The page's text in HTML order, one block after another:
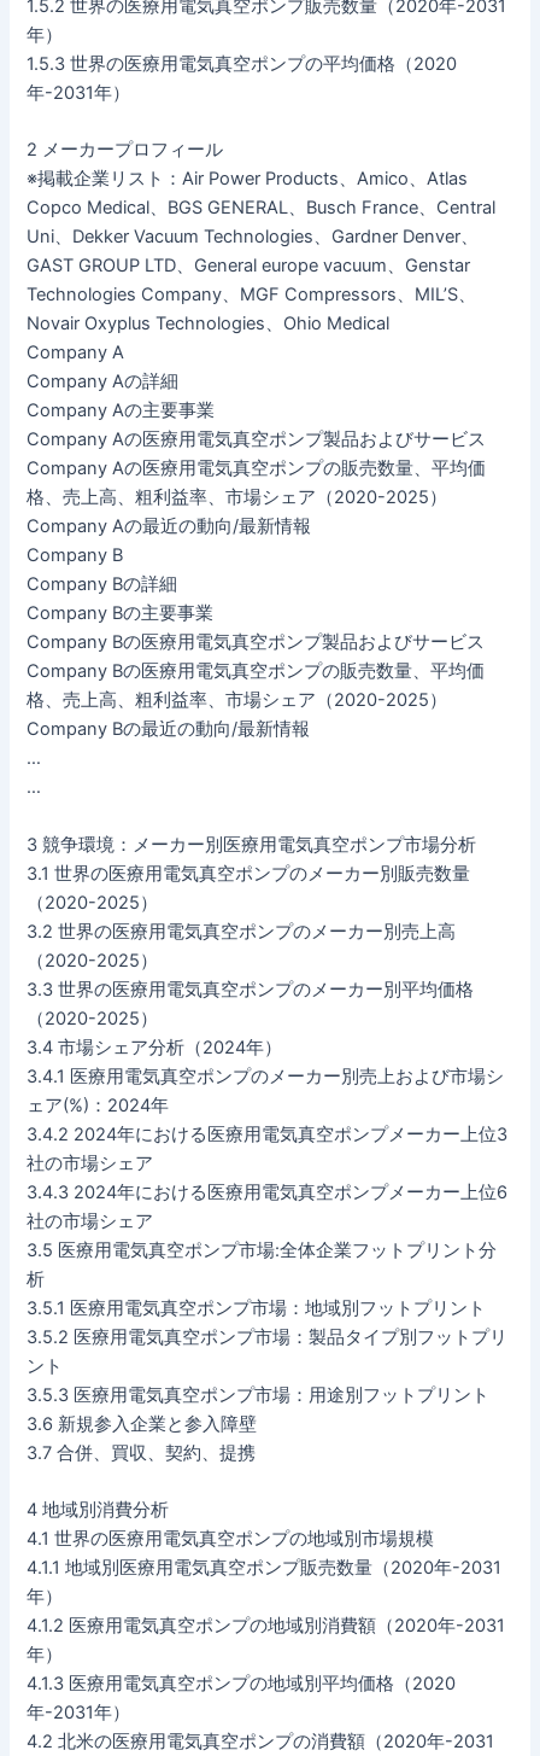
1.5.2 世界の医療用電気真空ポンプ販売数量（2020年-2031
年）
1.5.3 世界の医療用電気真空ポンプの平均価格（2020
年-2031年）
2 メーカープロフィール
※掲載企業リスト：Air Power Products、Amico、Atlas
Copco Medical、BGS GENERAL、Busch France、Central
Uni、Dekker Vacuum Technologies、Gardner Denver、
GAST GROUP LTD、General europe vacuum、Genstar
Technologies Company、MGF Compressors、MIL’S、
Novair Oxyplus Technologies、Ohio Medical
Company A
Company Aの詳細
Company Aの主要事業
Company Aの医療用電気真空ポンプ製品およびサービス
Company Aの医療用電気真空ポンプの販売数量、平均価
格、売上高、粗利益率、市場シェア（2020-2025）
Company Aの最近の動向/最新情報
Company B
Company Bの詳細
Company Bの主要事業
Company Bの医療用電気真空ポンプ製品およびサービス
Company Bの医療用電気真空ポンプの販売数量、平均価
格、売上高、粗利益率、市場シェア（2020-2025）
Company Bの最近の動向/最新情報
…
…
3 競争環境：メーカー別医療用電気真空ポンプ市場分析
3.1 世界の医療用電気真空ポンプのメーカー別販売数量
（2020-2025）
3.2 世界の医療用電気真空ポンプのメーカー別売上高
（2020-2025）
3.3 世界の医療用電気真空ポンプのメーカー別平均価格
（2020-2025）
3.4 市場シェア分析（2024年）
3.4.1 医療用電気真空ポンプのメーカー別売上および市場シ
ェア(%)：2024年
3.4.2 2024年における医療用電気真空ポンプメーカー上位3
社の市場シェア
3.4.3 2024年における医療用電気真空ポンプメーカー上位6
社の市場シェア
3.5 医療用電気真空ポンプ市場:全体企業フットプリント分
析
3.5.1 医療用電気真空ポンプ市場：地域別フットプリント
3.5.2 医療用電気真空ポンプ市場：製品タイプ別フットプリ
ント
3.5.3 医療用電気真空ポンプ市場：用途別フットプリント
3.6 新規参入企業と参入障壁
3.7 合併、買収、契約、提携
4 地域別消費分析
4.1 世界の医療用電気真空ポンプの地域別市場規模
4.1.1 地域別医療用電気真空ポンプ販売数量（2020年-2031
年）
4.1.2 医療用電気真空ポンプの地域別消費額（2020年-2031
年）
4.1.3 医療用電気真空ポンプの地域別平均価格（2020
年-2031年）
4.2 北米の医療用電気真空ポンプの消費額（2020年-2031